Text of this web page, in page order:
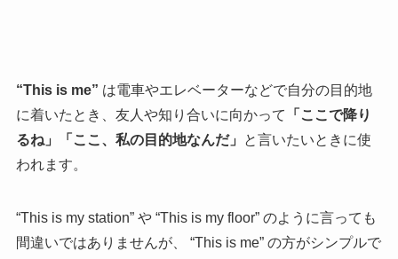
“This is me” は電車やエレベーターなどで自分の目的地
に着いたとき、友人や知り合いに向かって
「ここで降り
るね」「ここ、私の目的地なんだ」
と言いたいときに使
われます。
“This is my station” や “This is my floor” のように言っても
間違いではありませんが、 “This is me” の方がシンプルで